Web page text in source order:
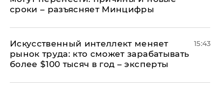
сроки – разъясняет Минцифры
Искусственный интеллект меняет
рынок труда: кто сможет зарабатывать
более $100 тысяч в год – эксперты
15:43